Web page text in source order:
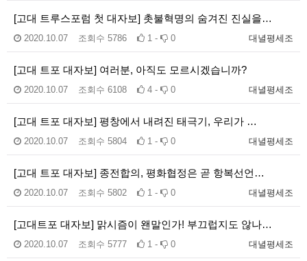
[고대 트루스포럼 첫 대자보] 촛불혁명의 숨겨진 진실을…
대녈평세조
2020.10.07 조회수 5786 1 - 0
[고대 트포 대자보] 여러분, 아직도 모르시겠습니까?
대녈평세조
2020.10.07 조회수 6108 4 - 0
[고대 트포 대자보] 평창에서 내려진 태극기, 우리가 …
대녈평세조
2020.10.07 조회수 5804 1 - 0
[고대 트포 대자보] 종전합의, 평화협정은 곧 항복선언…
대녈평세조
2020.10.07 조회수 5802 1 - 0
[고대트포 대자보] 맑시즘이 왠말인가! 부끄럽지도 않나…
대녈평세조
2020.10.07 조회수 5777 1 - 0